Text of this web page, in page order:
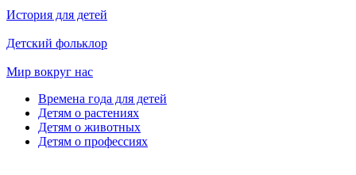
История для детей
Детский фольклор
Мир вокруг нас
Времена года для детей
Детям о растениях
Детям о животных
Детям о профессиях